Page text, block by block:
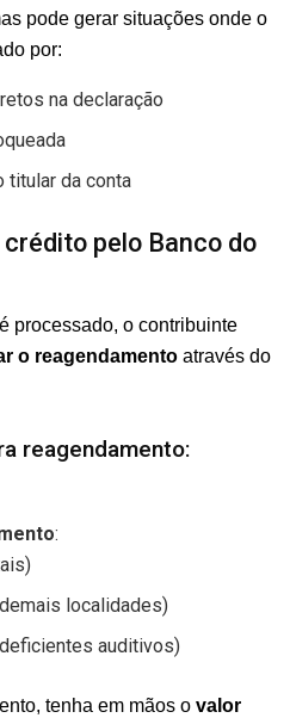
pode gerar situações onde o
por:
na declaração
titular da conta
pelo Banco do
processado, o contribuinte
o reagendamento através do
reagendamento:
:
localidades)
auditivos)
tenha em mãos o valor